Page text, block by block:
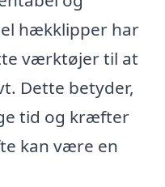
hækklipper har
værktøjer til at
Dette betyder,
tid og kræfter
kan være en